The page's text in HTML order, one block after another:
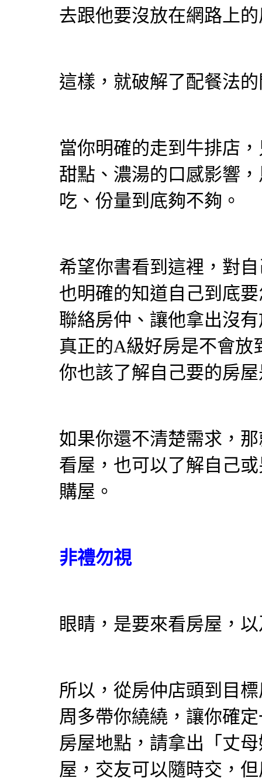
去跟他要沒放在網路上
這樣，就破解了配餐法
當你明確的走到牛排店
甜點、濃湯的口感影響
吃、份量到底夠不夠。
希望你書看到這裡，對
也明確的知道自己到底
聯絡房仲、讓他拿出沒
真正的A級好房是不會放
你也該了解自己要的房
如果你還不清楚需求，
看屋，也可以了解自己
購屋。
非禮勿視
眼睛，是要來看房屋，
所以，從房仲店頭到目
周多帶你繞繞，讓你確
房屋地點，請拿出「丈
屋，交友可以隨時交，